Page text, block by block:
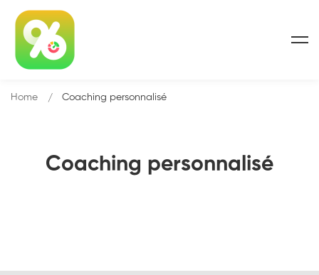
Coaching personnalisé
Home Coaching personnalisé